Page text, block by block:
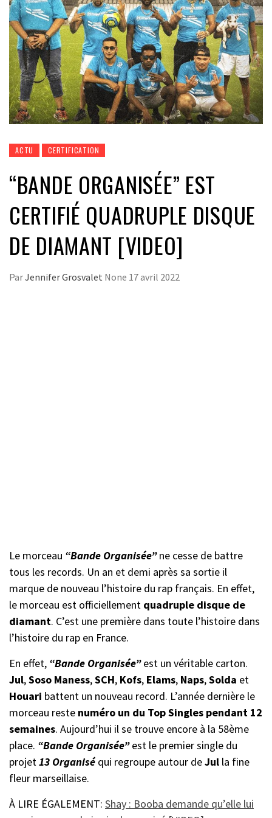
ACTU CERTIFICATION
“BANDE ORGANISÉE” EST
CERTIFIÉ QUADRUPLE DISQUE
DE DIAMANT [VIDEO]
ParJennifer Grosvalet None 17 avril 2022
Le morceau “Bande Organisée”ne cesse de battre
tous les records. Un an et demi après sa sortie il
marque de nouveau l’histoire du rap français. En effet,
le morceau est officiellement quadruple disque de
diamant. C’est une première dans toute l’histoire dans
l’histoire du rap en France.
En effet, “Bande Organisée”est un véritable carton.
Jul,Soso Maness,SCH, Kofs, Elams, Naps,Solda et
Houari battent un nouveau record. L’année dernière le
morceau reste numéro un du Top Singles pendant 12
semaines. Aujourd’hui il se trouve encore à la 58ème
place. “Bande Organisée”est le premier single du
projet13 Organisé qui regroupe autour deJul la fine
fleur marseillaise.
À LIRE ÉGALEMENT: Shay : Booba demande qu’elle lui